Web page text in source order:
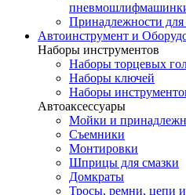
Принадлежности
Автоинструмент и
Наборы инструментов
Наборы торцевых
Наборы ключей
Наборы
Автоаксессуары
Мойки и
Съемники
Монтировки
Шприцы для смазки
Домкраты
Тросы, ремни, цепи